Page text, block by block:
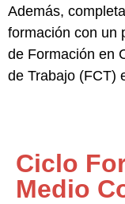
Además,
formación con un
de Formación en
de Trabajo (FCT)
Ciclo
Medio